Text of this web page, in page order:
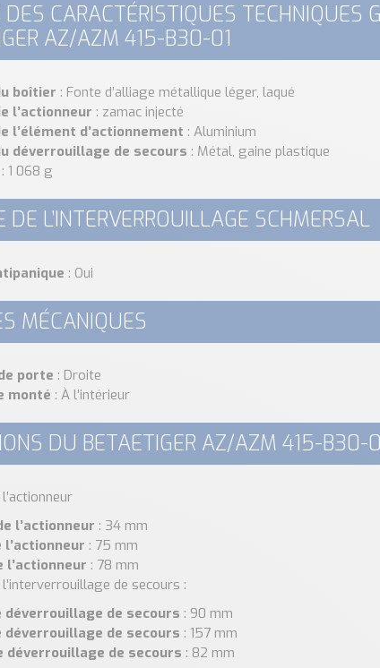
DES CARACTÉRISTIQUES TECHNIQUES
AZ/AZM 415-B30-01
boîtier : Fonte d’alliage métallique léger, laqué
l’actionneur : zamac injecté
l’élément d’actionnement : Aluminium
déverrouillage de secours : Métal, gaine plastique
: 1 068 g
DE L’INTERVERROUILLAGE SCHMERSAL
: Oui
MÉCANIQUES
porte : Droite
monté : À l’intérieur
DU BETAETIGER AZ/AZM 415-B30-
l’actionneur : 34 mm
l’actionneur : 75 mm
l’actionneur : 78 mm
de secours :
déverrouillage de secours : 90 mm
déverrouillage de secours : 157 mm
déverrouillage de secours : 82 mm